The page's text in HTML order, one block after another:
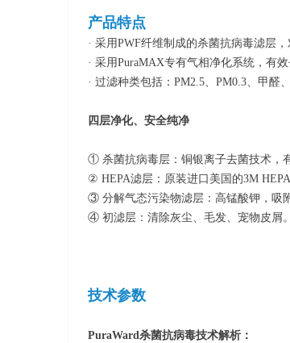
产品特点
· 采用PWF纤维制成的杀菌抗病毒滤层
· 采用PuraMAX专有气相净化系统，有
· 过滤种类包括：PM2.5、PM0.3、甲醛
四层净化、安全纯净
① 杀菌抗病毒层：铜银离子去菌技术，
② HEPA滤层：原装进口美国的3M
③ 分解气态污染物滤层：高锰酸钾，吸
④ 初滤层：清除灰尘、毛发、宠物皮屑。
技术参数
PuraWard杀菌抗病毒技术解析：